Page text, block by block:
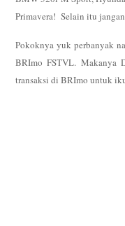
Primavera! Selain itu
Pokoknya yuk perbanyak
BRImo FSTVL. Makanya
transaksi di BRImo untuk